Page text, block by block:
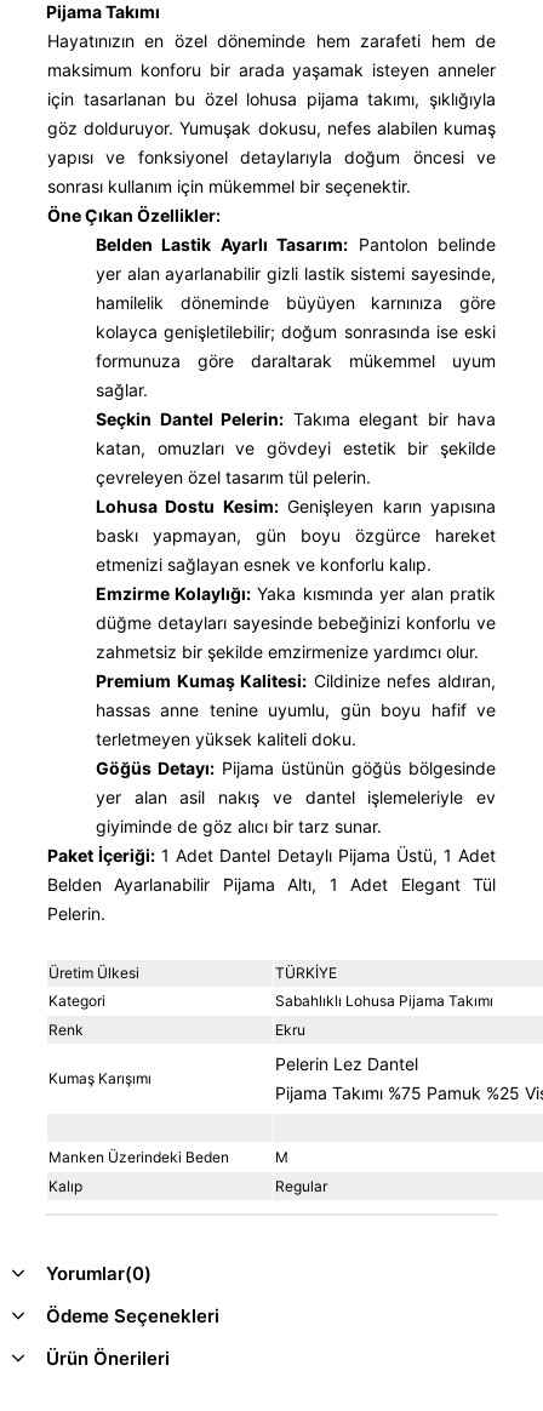
Pijama Takımı
Hayatınızın en özel döneminde hem zarafeti hem de
maksimum konforu bir arada yaşamak isteyen anneler
için tasarlanan bu özel lohusa pijama takımı, şıklığıyla
göz dolduruyor. Yumuşak dokusu, nefes alabilen kumaş
yapısı ve fonksiyonel detaylarıyla doğum öncesi ve
sonrası kullanım için mükemmel bir seçenektir.
Öne Çıkan Özellikler:
Belden Lastik Ayarlı Tasarım: Pantolon belinde
yer alan ayarlanabilir gizli lastik sistemi sayesinde,
hamilelik döneminde büyüyen karnınıza göre
kolayca genişletilebilir; doğum sonrasında ise eski
formunuza göre daraltarak mükemmel uyum
sağlar.
Seçkin Dantel Pelerin: Takıma elegant bir hava
katan, omuzları ve gövdeyi estetik bir şekilde
çevreleyen özel tasarım tül pelerin.
Lohusa Dostu Kesim:Genişleyen karın yapısına
baskı yapmayan, gün boyu özgürce hareket
etmenizi sağlayan esnek ve konforlu kalıp.
Emzirme Kolaylığı: Yaka kısmında yer alan pratik
düğme detayları sayesinde bebeğinizi konforlu ve
zahmetsiz bir şekilde emzirmenize yardımcı olur.
Premium Kumaş Kalitesi: Cildinize nefes aldıran,
hassas anne tenine uyumlu, gün boyu hafif ve
terletmeyen yüksek kaliteli doku.
Göğüs Detayı: Pijama üstünün göğüs bölgesinde
yer alan asil nakış ve dantel işlemeleriyle ev
giyiminde de göz alıcı bir tarz sunar.
Paket İçeriği: 1 Adet Dantel Detaylı Pijama Üstü, 1 Adet
Belden Ayarlanabilir Pijama Altı, 1 Adet Elegant Tül
Pelerin.
Üretim Ülkesi
TÜRKİYE
Kategori
Sabahlıklı Lohusa Pijama Takımı
Renk
Ekru
Kumaş Karışımı
Pelerin Lez Dantel
Pijama Takımı %75 Pamuk %25
Manken Üzerindeki Beden
M
Kalıp
Regular
Yorumlar(0)
Ödeme Seçenekleri
Ürün Önerileri